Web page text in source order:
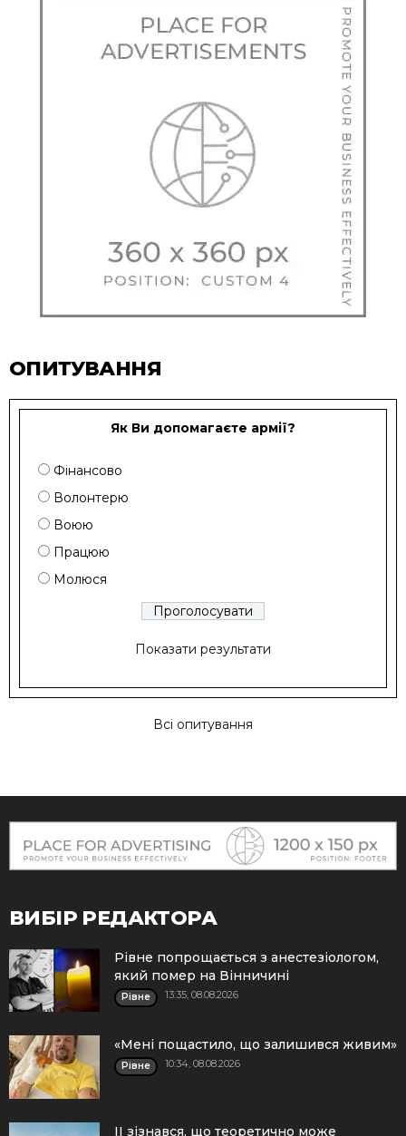
ОПИТУВАННЯ
Як Ви допомагаєте армії?
Фінансово
Волонтерю
Воюю
Працюю
Молюся
Показати результати
Всі опитування
ВИБІР РЕДАКТОРА
Рівне попрощається з анестезіологом,
який помер на Вінничині
Рівне 13:35, 08.08.2026
«Мені пощастило, що залишився живим»
Рівне 10:34, 08.08.2026
ІІ зізнався, що теоретично може